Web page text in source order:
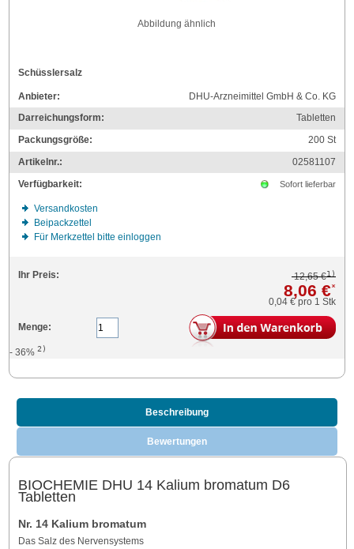
Abbildung ähnlich
Schüsslersalz
Anbieter:
DHU-Arzneimittel GmbH & Co. KG
Darreichungsform:
Tabletten
Packungsgröße:
200St
Artikelnr.:
02581107
Verfügbarkeit:
Sofort lieferbar
Versandkosten
Beipackzettel
Für Merkzettel bitte einloggen
Ihr Preis: 12,65 €1)
8,06 €*
0,04 €pro 1 Stk
Menge:
- 36%2)
Beschreibung
Bewertungen
BIOCHEMIE DHU 14 Kalium bromatum D6
Tabletten
Nr. 14 Kalium bromatum
Das Salz des Nervensystems